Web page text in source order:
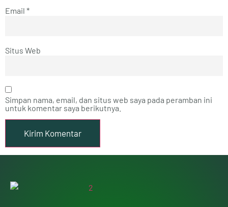
Email *
Situs Web
Simpan nama, email, dan situs web saya pada peramban ini
untuk komentar saya berikutnya.